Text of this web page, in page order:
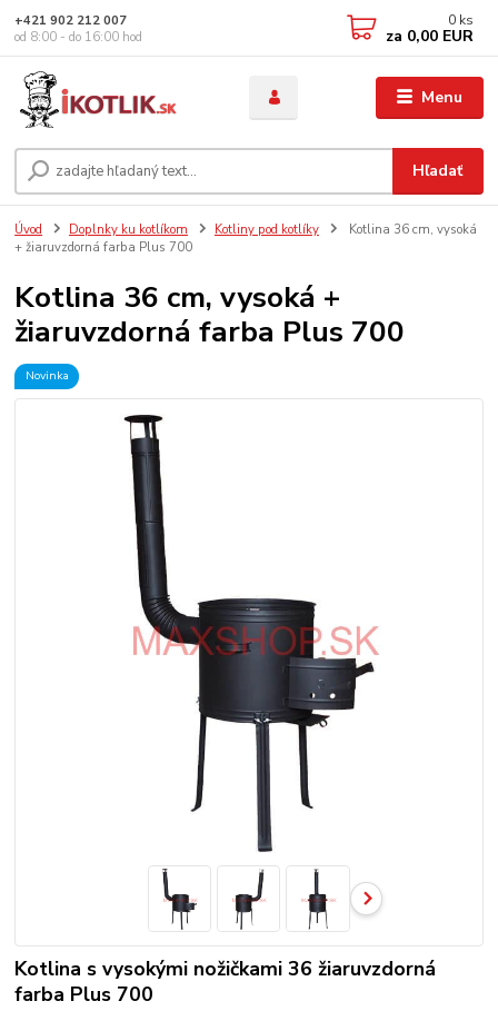
Menu
Hľadať
+421 902 212 007
od 8:00 - do 16:00 hod
0 ks
za 0,00 EUR
Úvod Doplnky ku kotlíkom Kotliny pod kotlíky
Kotlina 36 cm, vysoká
+ žiaruvzdorná farba Plus 700
Kotlina 36 cm, vysoká +
žiaruvzdorná farba Plus 700
Novinka
Kotlina s vysokými nožičkami 36 žiaruvzdorná
farba Plus 700